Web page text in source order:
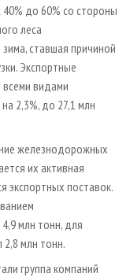
до 60% со стороны
леса
ставшая причиной
Экспортные
всеми видами
2,3%, до 27,1 млн
железнодорожных
их активная
экспортных поставок.
млн тонн, для
2,8 млн тонн.
группа компаний